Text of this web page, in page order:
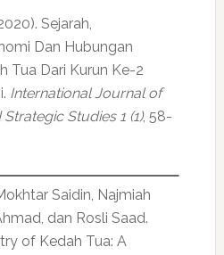
Sejarah,
Dan Hubungan
Tua Dari Kurun Ke-2
International Journal of
Studies 1 (1), 58-
Saidin, Najmiah
dan Rosli Saad.
of Kedah Tua: A